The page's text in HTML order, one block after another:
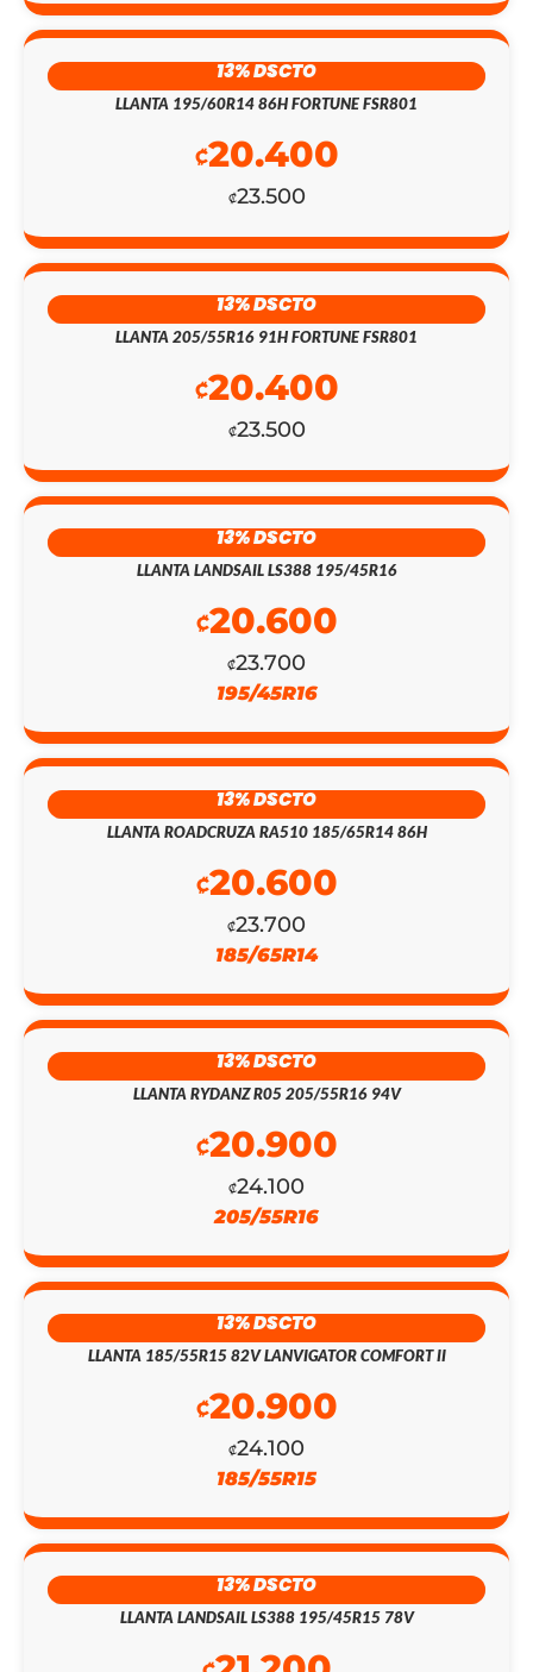
13% DSCTO
LLANTA 195/60R14 86H FORTUNE FSR801
₡23.500
₡20.400
13% DSCTO
LLANTA 205/55R16 91H FORTUNE FSR801
₡23.500
₡20.400
13% DSCTO
LLANTA LANDSAIL LS388 195/45R16
₡23.700
₡20.600
195/45R16
13% DSCTO
LLANTA ROADCRUZA RA510 185/65R14 86H
₡23.700
₡20.600
185/65R14
13% DSCTO
LLANTA RYDANZ R05 205/55R16 94V
₡24.100
₡20.900
205/55R16
13% DSCTO
LLANTA 185/55R15 82V LANVIGATOR COMFORT II
₡24.100
₡20.900
185/55R15
13% DSCTO
LLANTA LANDSAIL LS388 195/45R15 78V
ORIGINAL
ERA:
₡155.300.
ACTUAL
ES:
₡135.000.
EL
PRECIO
EL
PRECIO